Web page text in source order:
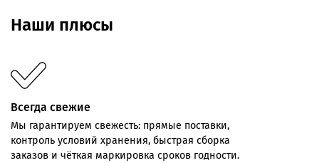
Наши плюсы
Всегда свежие
Мы гарантируем свежесть: прямые поставки,
контроль условий хранения, быстрая сборка
заказов и чёткая маркировка сроков годности.